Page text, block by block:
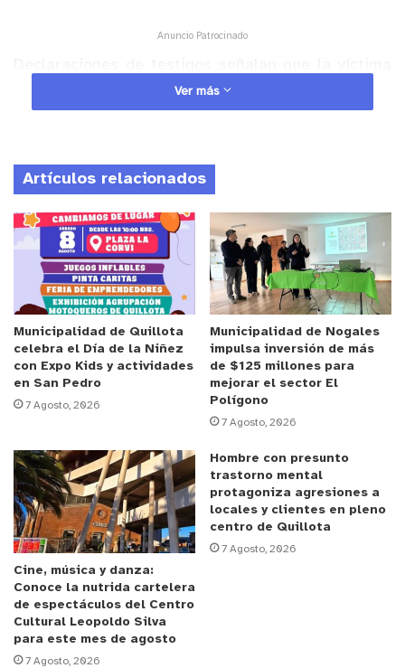
Anuncio Patrocinado
se encontraba bebiendo alcohol con una persona
conocida en la vía pública. Por algún motivo
blancas. Finalmente la víctima recibió una fatal
estocada que terminó por causarle la muerte.
Al momento se mantiene personal de la PDI en el
sector en busca del responsable para ponerlo a
disposición de los tribunales de justicia.
y tú, ¿qué opinas?
Ver más
Artículos relacionados
Municipalidad de Quillota
celebra el Día de la Niñez
con Expo Kids y actividades
en San Pedro
7 Agosto, 2026
Municipalidad de Nogales
impulsa inversión de más
de $125 millones para
mejorar el sector El
Polígono
7 Agosto, 2026
Cine, música y danza:
Conoce la nutrida cartelera
de espectáculos del Centro
Cultural Leopoldo Silva
para este mes de agosto
7 Agosto, 2026
Hombre con presunto
trastorno mental
protagoniza agresiones a
locales y clientes en pleno
centro de Quillota
7 Agosto, 2026